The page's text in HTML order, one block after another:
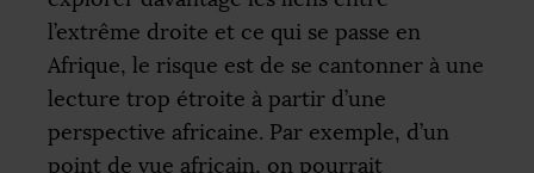
l’extrême droite et ce qui se passe en
Afrique, le risque est de se cantonner à une
lecture trop étroite à partir d’une
perspective africaine. Par exemple, d’un
point de vue africain, on pourrait